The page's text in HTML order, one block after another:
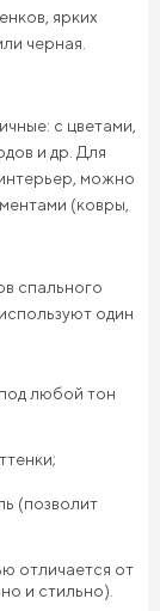
ярких
черная.
с цветами,
и др. Для
можно
(ковры,
спального
один
любой тон
(позволит
отличается от
и стильно).